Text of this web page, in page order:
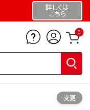
詳しくは
こちら
0
変更